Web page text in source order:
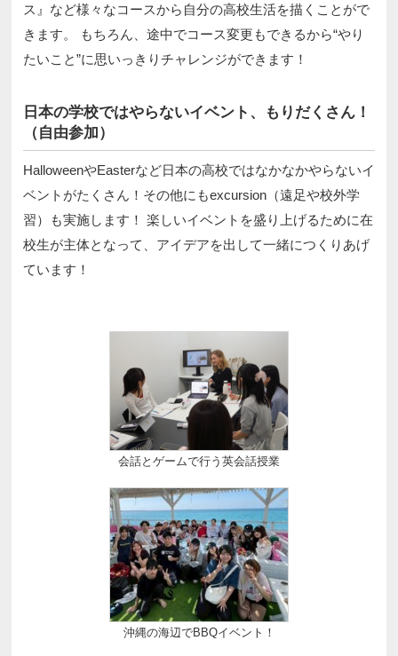
ス』など様々なコースから自分の高校生活を描くことがで
きます。 もちろん、途中でコース変更もできるから“やり
たいこと”に思いっきりチャレンジができます！
日本の学校ではやらないイベント、もりだくさん！
（自由参加）
HalloweenやEasterなど日本の高校ではなかなかやらないイ
ベントがたくさん！その他にもexcursion（遠足や校外学
習）も実施します！ 楽しいイベントを盛り上げるために在
校生が主体となって、アイデアを出して一緒につくりあげ
ています！
会話とゲームで行う英会話授業
沖縄の海辺でBBQイベント！